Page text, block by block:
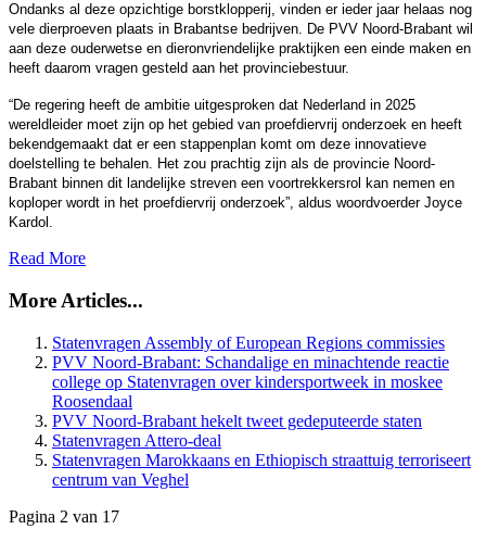
Ondanks al deze opzichtige borstklopperij, vinden er ieder jaar helaas nog
vele dierproeven plaats in Brabantse bedrijven. De PVV Noord-Brabant wil
aan deze ouderwetse en dieronvriendelijke praktijken een einde maken en
heeft daarom vragen gesteld aan het provinciebestuur.
“De regering heeft de ambitie uitgesproken dat Nederland in 2025
wereldleider moet zijn op het gebied van proefdiervrij onderzoek en heeft
bekendgemaakt dat er een stappenplan komt om deze innovatieve
doelstelling te behalen. Het zou prachtig zijn als de provincie Noord-
Brabant binnen dit landelijke streven een voortrekkersrol kan nemen en
koploper wordt in het proefdiervrij onderzoek”, aldus woordvoerder Joyce
Kardol.
Read More
More Articles...
Statenvragen Assembly of European Regions commissies
PVV Noord-Brabant: Schandalige en minachtende reactie
college op Statenvragen over kindersportweek in moskee
Roosendaal
PVV Noord-Brabant hekelt tweet gedeputeerde staten
Statenvragen Attero-deal
Statenvragen Marokkaans en Ethiopisch straattuig terroriseert
centrum van Veghel
Pagina 2 van 17